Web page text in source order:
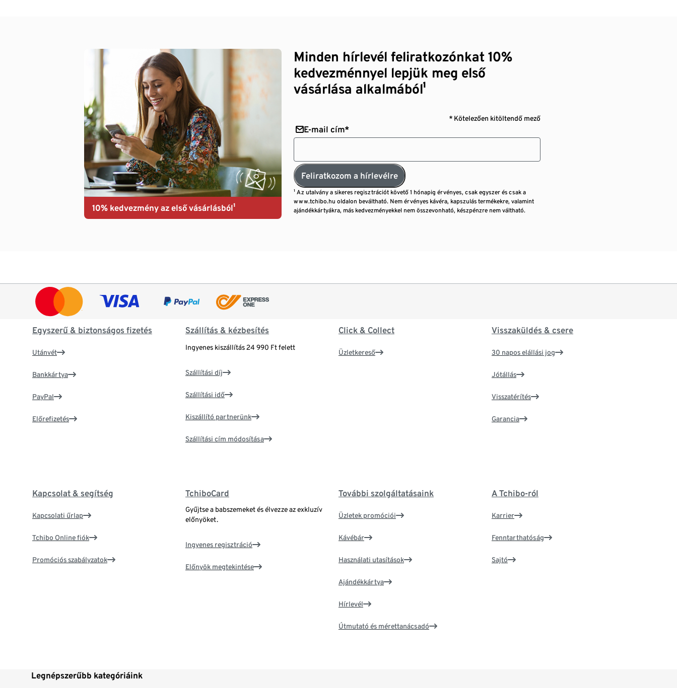
10% kedvezmény az első vásárlásból¹
Minden hírlevél feliratkozónkat 10%
kedvezménnyel lepjük meg első
vásárlása alkalmából¹
* Kötelezően kitöltendő mező
E-mail cím*
Feliratkozom a hírlevélre
¹ Az utalvány a sikeres regisztrációt követő 1 hónapig érvényes, csak egyszer és csak a
www.tchibo.hu oldalon beváltható. Nem érvényes kávéra, kapszulás termékekre, valamint
ajándékkártyákra, más kedvezményekkel nem összevonható, készpénzre nem váltható.
Egyszerű & biztonságos fizetés
Utánvét
Bankkártya
PayPal
Előrefizetés
Szállítás & kézbesítés
Ingyenes kiszállítás 24 990 Ft felett
Szállítási díj
Szállítási idő
Kiszállító partnerünk
Szállítási cím módosítása
Click & Collect
Üzletkereső
Visszaküldés & csere
30 napos elállási jog
Jótállás
Visszatérítés
Garancia
Kapcsolat & segítség
Kapcsolati űrlap
Tchibo Online fiók
Promóciós szabályzatok
TchiboCard
Gyűjtse a babszemeket és élvezze az exkluzív
előnyöket.
Ingyenes regisztráció
Előnyök megtekintése
További szolgáltatásaink
Üzletek promóciói
Kávébár
Használati utasítások
Ajándékkártya
Hírlevél
Útmutató és mérettanácsadó
A Tchibo-ról
Karrier
Fenntarthatóság
Sajtó
Legnépszerűbb kategóriáink